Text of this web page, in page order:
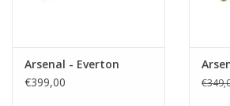
Arsenal - Everton
€399,00